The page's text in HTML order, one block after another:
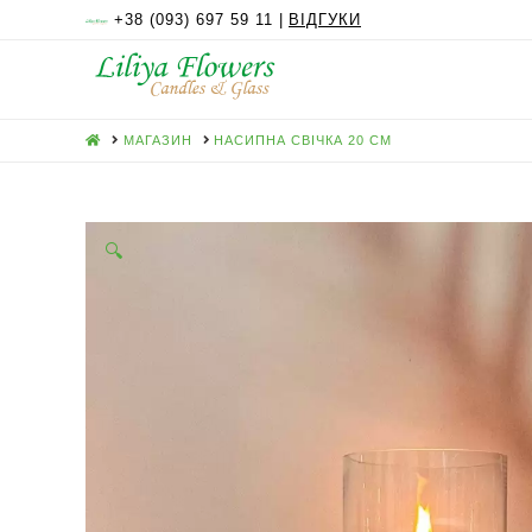
+38 (093) 697 59 11 | ВІДГУКИ
HOMEМАГАЗИН НАСИПНА СВІЧКА 20 СМ
🔍